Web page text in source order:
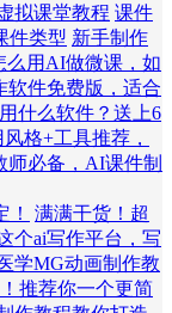
拟课堂教程 课件
件类型 新手制作
么用AI做微课，如
软件免费版，适合
什么软件？送上6
格+工具推荐，
师必备，AI课件制
满满干货！超
个ai写作平台，写
学MG动画制作教
推荐你一个更简